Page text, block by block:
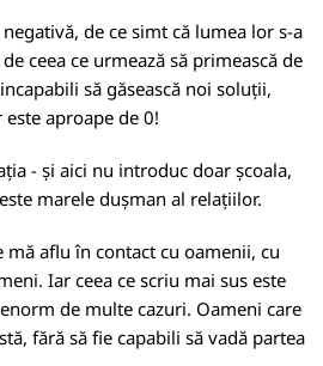
de ce simt că lumea lor s-a
ceea ce urmează să primească de
să găsească noi soluții,
aproape de 0!
- și aici nu introduc doar școala,
marele dușman al relațiilor.
mă aflu în contact cu oamenii, cu
Iar ceea ce scriu mai sus este
de multe cazuri. Oameni care
fără să fie capabili să vadă partea